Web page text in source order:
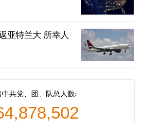
亚特兰大 所幸人
中共党、团、队总人数: